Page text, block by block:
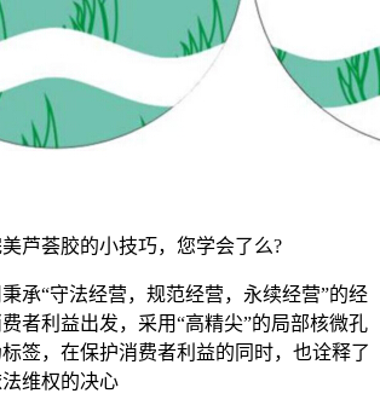
美芦荟胶的小技巧，您学会了么?
承“守法经营，规范经营，永续经营”的经
者利益出发，采用“高精尖”的局部核微孔
签，在保护消费者利益的同时，也诠释了
维权的决心